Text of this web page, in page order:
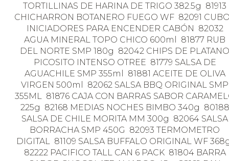
TORTILLINAS DE HARINA DE TRIGO 382.5g 81913
CHICHARRON BOTANERO FUEGO WF 82091
INICIADORES PARA ENCENDER CABÓN 82032
AGUA MINERAL TOPO CHICO 600ml 81877 RUB
DEL NORTE SMP 180g 82042 CHIPS DE PLATANO
PICOSITO INTENSO OTREE 81779 SALSA DE
AGUACHILE SMP 355ml 81881 ACEITE DE OLIVA
VIRGEN 500ml 82062 SALSA BBQ ORIGINAL SMP
355ML 81876 CAJA CON BARRAS SABOR
225g 82168 MEDIAS NOCHES BIMBO 340g 80188
SALSA DE CHILE MORITA MM 300g 82064 SALSA
BORRACHA SMP 450G 82093 TERMOMETRO
DIGITAL 81109 SALSA BUFFALO ORIGINAL WF
82222 PACIFICO TALL CAN 6 PACK 81804 BARRA